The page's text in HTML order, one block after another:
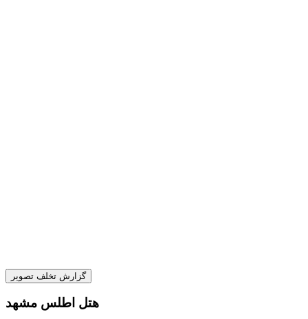
گزارش تخلف تصویر
هتل اطلس مشهد